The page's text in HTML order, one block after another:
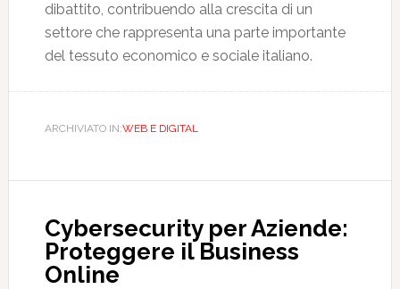
dibattito, contribuendo alla crescita di un
settore che rappresenta una parte importante
del tessuto economico e sociale italiano.
ARCHIVIATO IN:WEB E DIGITAL
Cybersecurity per Aziende:
Proteggere il Business
Online